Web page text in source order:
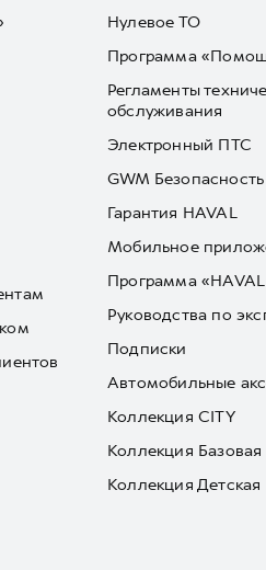
Нулевое ТО
Программа
Регламенты
обслуживания
Электронный ПТС
GWM Безопасность
Гарантия HAVAL
Мобильное
Программа
Руководства по
Подписки
Автомобильные
Коллекция CITY
Коллекция Базовая
Коллекция Детская